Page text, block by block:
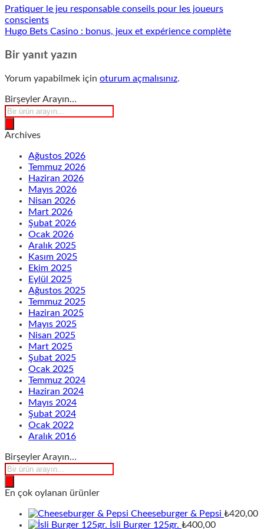
Pratiquer le jeu responsable conseils pour les joueurs
conscients
Hugo Bets Casino : bonus, jeux et expérience complète
Bir yanıt yazın
Yorum yapabilmek için oturum açmalısınız.
Birşeyler Arayın…
Products
search
Archives
Ağustos 2026
Temmuz 2026
Haziran 2026
Mayıs 2026
Nisan 2026
Mart 2026
Şubat 2026
Ocak 2026
Aralık 2025
Kasım 2025
Ekim 2025
Eylül 2025
Ağustos 2025
Temmuz 2025
Haziran 2025
Mayıs 2025
Nisan 2025
Mart 2025
Şubat 2025
Ocak 2025
Temmuz 2024
Haziran 2024
Mayıs 2024
Şubat 2024
Ocak 2022
Aralık 2016
Birşeyler Arayın…
Products
search
En çok oylanan ürünler
Cheeseburger & Pepsi ₺420,00
İsli Burger 125gr. ₺400,00